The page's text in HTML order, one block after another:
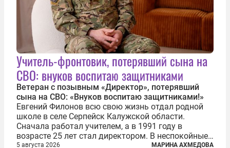
Учитель-фронтовик, потерявший сына на
СВО: внуков воспитаю защитниками
Ветеран с позывным «Директор», потерявший
сына на СВО: «Внуков воспитаю защитниками!»
Евгений Филонов всю свою жизнь отдал родной
школе в селе Серпейск Калужской области.
Сначала работал учителем, а в 1991 году в
возрасте 25 лет стал директором. В неспокойные
90-е он сумел спасти школу от закрытия и со
5 августа 2026 МАРИНА АХМЕДОВА